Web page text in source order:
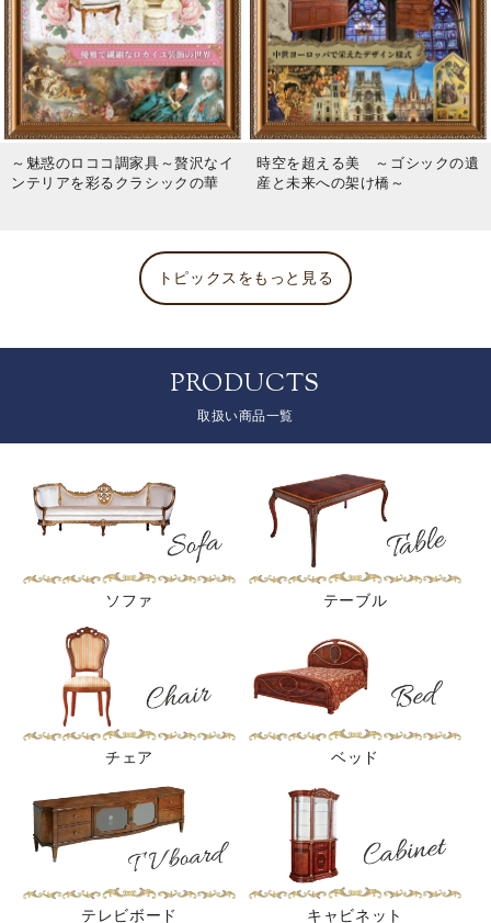
～魅惑のロココ調家具～贅沢なイ
ンテリアを彩るクラシックの華
時空を超える美 ～ゴシックの遺
産と未来への架け橋～
トピックスをもっと見る
PRODUCTS
取扱い商品一覧
ソファ テーブル
チェア ベッド
テレビボード キャビネット